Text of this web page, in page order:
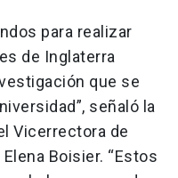
para realizar
de Inglaterra
que se
señaló la
Vicerrectora de
Boisier. “Estos